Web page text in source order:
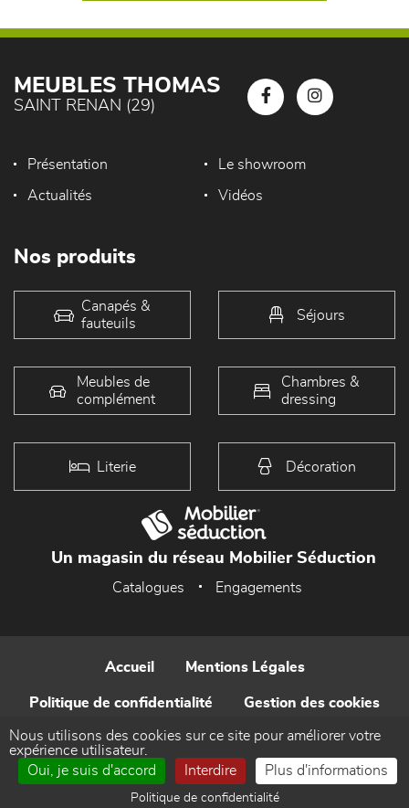
MEUBLES THOMAS
SAINT RENAN (29)
Présentation Le showroom
Actualités Vidéos
Nos produits
Canapés &
fauteuils
Séjours
Meubles de
complément
Chambres &
dressing
Literie Décoration
Un magasin du réseau Mobilier Séduction
Catalogues Engagements
Accueil Mentions Légales
Politique de confidentialité Gestion des cookies
Contact
Réalisé par WEB Enseignes
Nous utilisons des cookies sur ce site pour améliorer votre
expérience utilisateur.
Oui, je suis d'accord
Interdire Plus d'informations
Politique de confidentialité